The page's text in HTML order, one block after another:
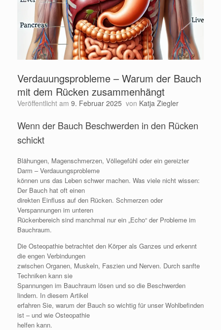
Verdauungsprobleme – Warum der Bauch
mit dem Rücken zusammenhängt
Veröffentlicht am 9. Februar 2025 von Katja Ziegler
Wenn der Bauch Beschwerden in den Rücken
schickt
Blähungen, Magenschmerzen, Völlegefühl oder ein gereizter
Darm – Verdauungsprobleme
können uns das Leben schwer machen. Was viele nicht wissen:
Der Bauch hat oft einen
direkten Einfluss auf den Rücken. Schmerzen oder
Verspannungen im unteren
Rückenbereich sind manchmal nur ein „Echo“ der Probleme im
Bauchraum.
Die Osteopathie betrachtet den Körper als Ganzes und erkennt
die engen Verbindungen
zwischen Organen, Muskeln, Faszien und Nerven. Durch sanfte
Techniken kann sie
Spannungen im Bauchraum lösen und so die Beschwerden
lindern. In diesem Artikel
erfahren Sie, warum der Bauch so wichtig für unser Wohlbefinden
ist – und wie Osteopathie
helfen kann.